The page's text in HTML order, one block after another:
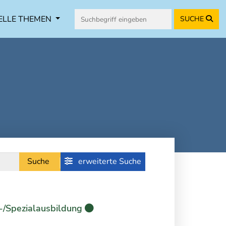
THEMEN SUCHE
Suche erweiterte Suche
Spezialausbildung